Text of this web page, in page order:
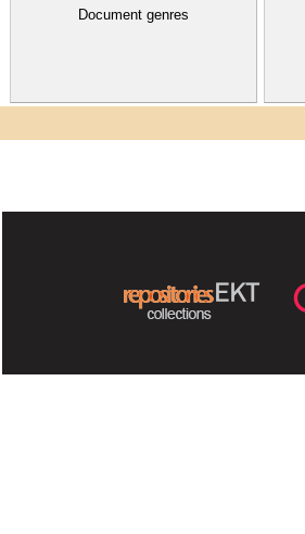
Document genres